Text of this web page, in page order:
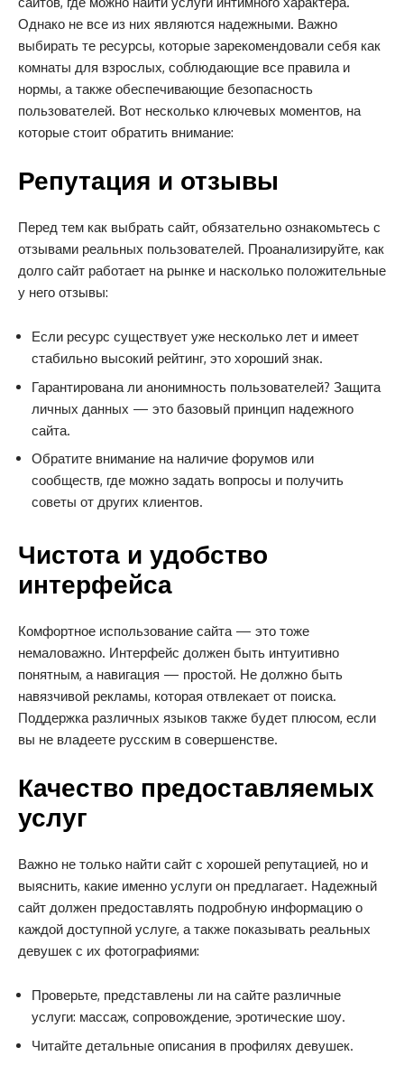
Однако не все из них являются надежными. Важно
выбирать те ресурсы, которые зарекомендовали себя как
комнаты для взрослых, соблюдающие все правила и
нормы, а также обеспечивающие безопасность
пользователей. Вот несколько ключевых моментов, на
которые стоит обратить внимание:
Репутация и отзывы
Перед тем как выбрать сайт, обязательно ознакомьтесь с
отзывами реальных пользователей. Проанализируйте, как
долго сайт работает на рынке и насколько положительные
у него отзывы:
Если ресурс существует уже несколько лет и имеет
стабильно высокий рейтинг, это хороший знак.
Гарантирована ли анонимность пользователей? Защита
личных данных — это базовый принцип надежного
сайта.
Обратите внимание на наличие форумов или
сообществ, где можно задать вопросы и получить
советы от других клиентов.
Чистота и удобство
интерфейса
Комфортное использование сайта — это тоже
немаловажно. Интерфейс должен быть интуитивно
понятным, а навигация — простой. Не должно быть
навязчивой рекламы, которая отвлекает от поиска.
Поддержка различных языков также будет плюсом, если
вы не владеете русским в совершенстве.
Качество предоставляемых
услуг
Важно не только найти сайт с хорошей репутацией, но и
выяснить, какие именно услуги он предлагает. Надежный
сайт должен предоставлять подробную информацию о
каждой доступной услуге, а также показывать реальных
девушек с их фотографиями:
Проверьте, представлены ли на сайте различные
услуги: массаж, сопровождение, эротические шоу.
Читайте детальные описания в профилях девушек.